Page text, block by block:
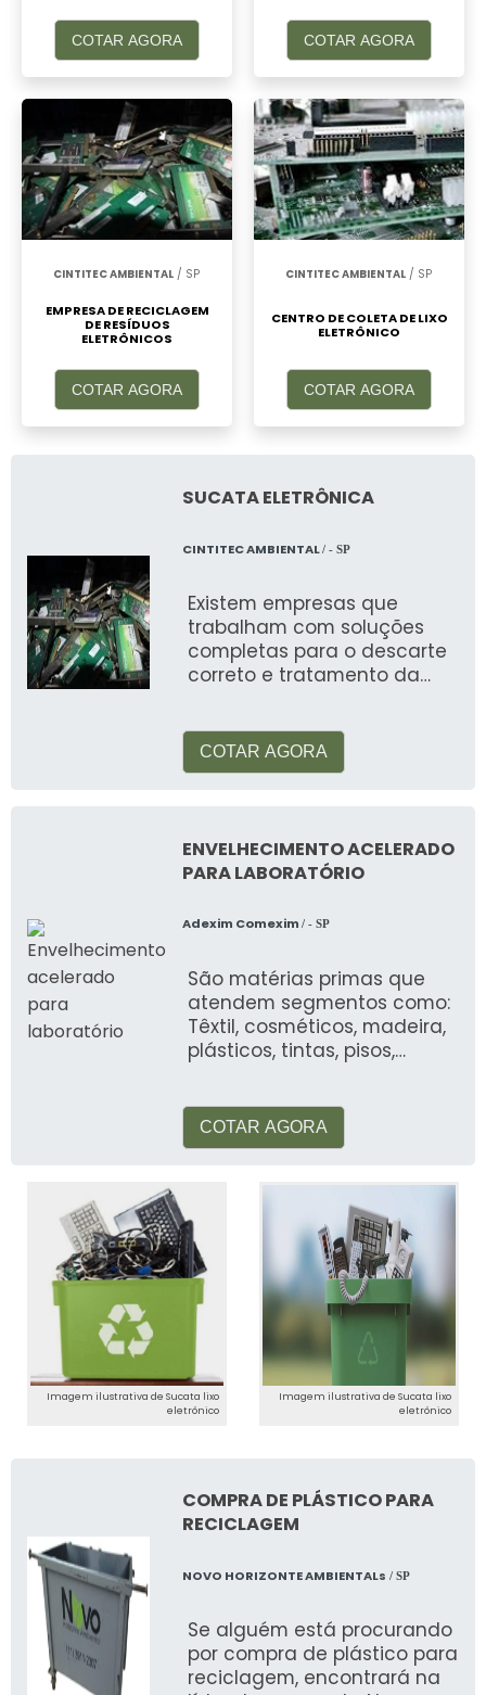
COTAR AGORA COTAR AGORA
CINTITEC AMBIENTAL / SP
EMPRESA DE RECICLAGEM
DE RESÍDUOS
ELETRÔNICOS
COTAR AGORA
CINTITEC AMBIENTAL / SP
CENTRO DE COLETA DE LIXO
ELETRÔNICO
COTAR AGORA
SUCATA ELETRÔNICA
CINTITEC AMBIENTAL/ - SP
Existem empresas que
trabalham com soluções
completas para o descarte
correto e tratamento da
COTAR AGORA
ENVELHECIMENTO ACELERADO
PARA LABORATÓRIO
Adexim Comexim / - SP
São matérias primas que
atendem segmentos como:
Têxtil, cosméticos, madeira,
plásticos, tintas, pisos,
COTAR AGORA
Imagem ilustrativa de Sucata lixo
eletrônico
Imagem ilustrativa de Sucata lixo
eletrônico
COMPRA DE PLÁSTICO PARA
RECICLAGEM
NOVO HORIZONTE AMBIENTALs / SP
Se alguém está procurando
por compra de plástico para
reciclagem, encontrará na